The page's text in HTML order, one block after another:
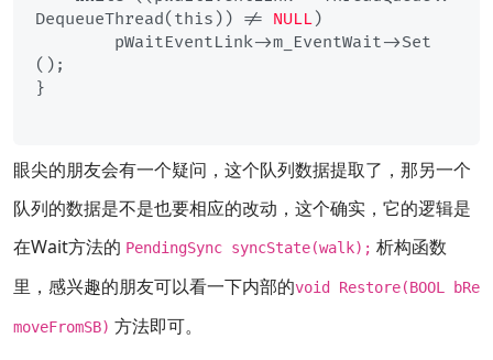
DequeueThread(this)) != NULL)
();
}
眼尖的朋友会有一个疑问，这个队列数据提取了，那另一个
队列的数据是不是也要相应的改动，这个确实，它的逻辑是
在Wait方法的 PendingSync syncState(walk); 析构函数
里，感兴趣的朋友可以看一下内部的void Restore(BOOL bRe
moveFromSB) 方法即可。